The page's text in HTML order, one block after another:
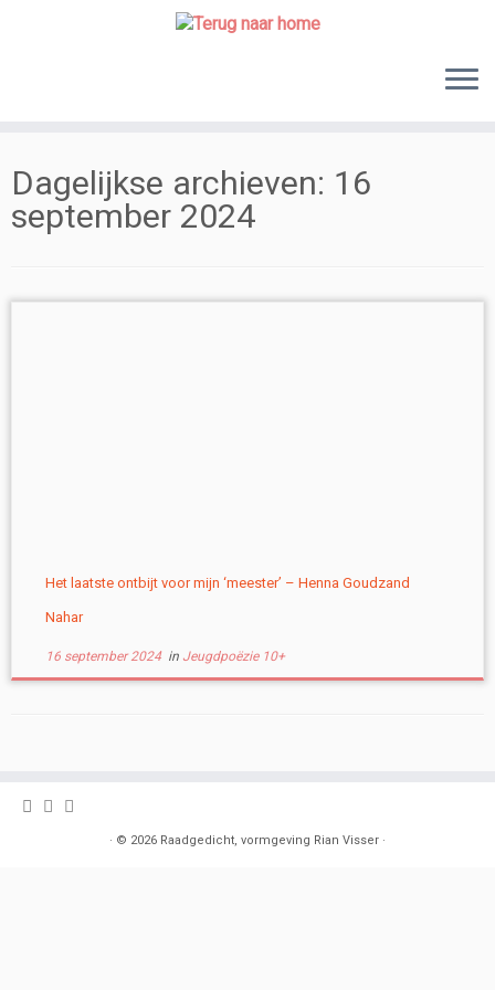
Dagelijkse archieven: 16
september 2024
Het laatste ontbijt voor mijn ‘meester’ – Henna Goudzand
Nahar
16 september 2024in Jeugdpoëzie 10+
· © 2026 Raadgedicht, vormgeving Rian Visser ·